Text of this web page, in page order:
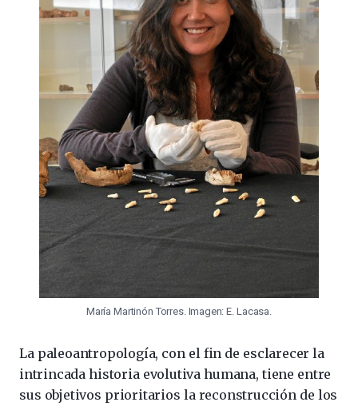
María Martinón Torres. Imagen: E. Lacasa.
La paleoantropología, con el fin de esclarecer la
intrincada historia evolutiva humana, tiene entre
sus objetivos prioritarios la reconstrucción de los